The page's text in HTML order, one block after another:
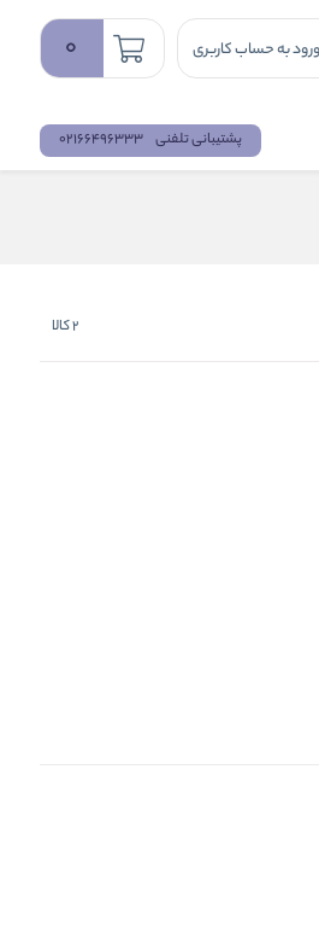
ورود به حساب کاربری 0
پشتیبانی تلفنی 02166496333
2کالا